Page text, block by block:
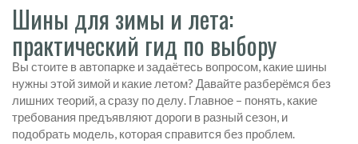
Шины для зимы и лета:
практический гид по выбору
Вы стоите в автопарке и задаётесь вопросом, какие шины
нужны этой зимой и какие летом? Давайте разберёмся без
лишних теорий, а сразу по делу. Главное – понять, какие
требования предъявляют дороги в разный сезон, и
подобрать модель, которая справится без проблем.